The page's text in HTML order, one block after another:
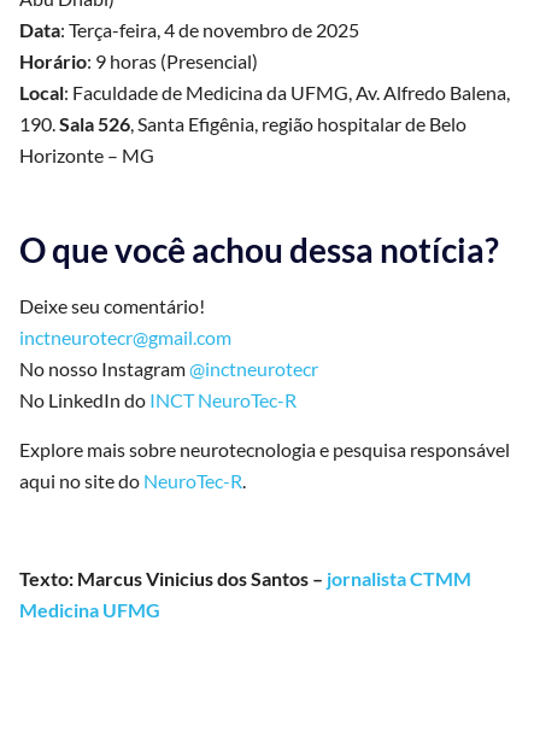
Data: Terça-feira, 4 de novembro de 2025
Horário: 9 horas (Presencial)
Local: Faculdade de Medicina da UFMG, Av. Alfredo Balena,
190.Sala 526, Santa Efigênia, região hospitalar de Belo
Horizonte – MG
O que você achou dessa notícia?
Deixe seu comentário!
inctneurotecr@gmail.com
No nosso Instagram@inctneurotecr
No LinkedIn do INCT NeuroTec-R
Explore mais sobre neurotecnologia e pesquisa responsável
aqui no site do NeuroTec-R.
Texto: Marcus Vinicius dos Santos – jornalista CTMM
Medicina UFMG